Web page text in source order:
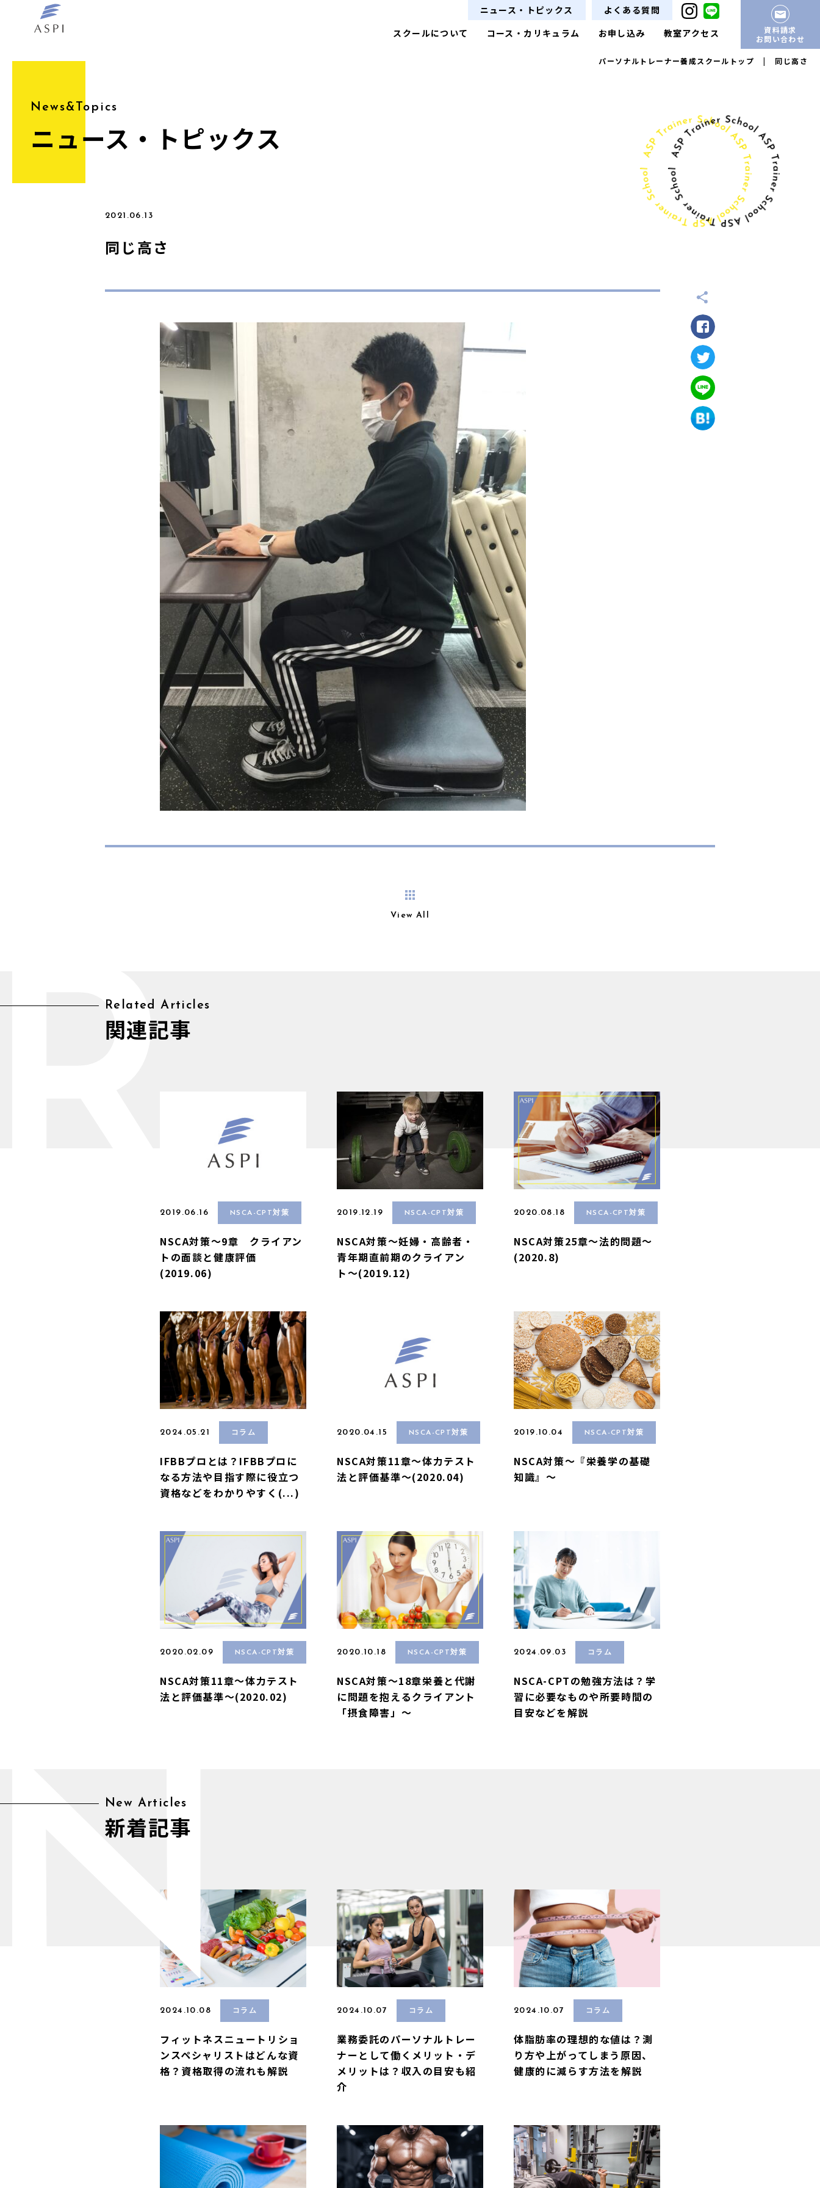
ニュース・トピックス
よくある質問
スクールについて
コース・カリキュラム お申し込み 教室アクセス
資料請求
お問い合わせ
パーソナルトレーナー養成スクールトップ | 同じ高さ
News&Topics
ニュース・トピックス
2021.06.13
同じ高さ
View All
Related Articles
関連記事
2019.06.16 NSCA-CPT対策
NSCA対策〜9章 クライアン
トの面談と健康評価
(2019.06)
2019.12.19 NSCA-CPT対策
NSCA対策〜妊婦・高齢者・
青年期直前期のクライアン
ト〜(2019.12)
2020.08.18 NSCA-CPT対策
NSCA対策25章〜法的問題〜
(2020.8)
2024.05.21 コラム
IFBBプロとは？IFBBプロに
なる方法や目指す際に役立つ
資格などをわかりやすく(...)
2020.04.15 NSCA-CPT対策
NSCA対策11章〜体力テスト
法と評価基準〜(2020.04)
2019.10.04 NSCA-CPT対策
NSCA対策〜『栄養学の基礎
知識』〜
2020.02.09 NSCA-CPT対策
NSCA対策11章〜体力テスト
法と評価基準〜(2020.02)
2020.10.18 NSCA-CPT対策
NSCA対策〜18章栄養と代謝
に問題を抱えるクライアント
「摂食障害」〜
2024.09.03 コラム
NSCA-CPTの勉強方法は？学
習に必要なものや所要時間の
目安などを解説
New Articles
新着記事
2024.10.08 コラム
フィットネスニュートリショ
ンスペシャリストはどんな資
格？資格取得の流れも解説
2024.10.07 コラム
業務委託のパーソナルトレー
ナーとして働くメリット・デ
メリットは？収入の目安も紹
介
2024.10.07 コラム
体脂肪率の理想的な値は？測
り方や上がってしまう原因、
健康的に減らす方法を解説